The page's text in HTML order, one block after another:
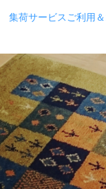
集荷サービスご利用